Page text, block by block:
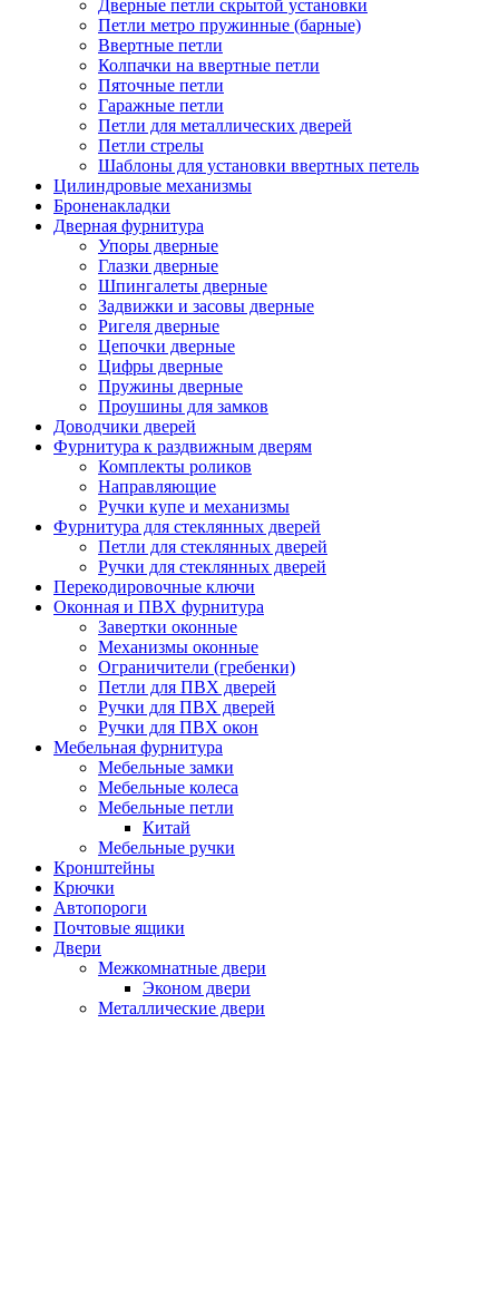
Дверные петли скрытой установки
Петли метро пружинные (барные)
Ввертные петли
Колпачки на ввертные петли
Пяточные петли
Гаражные петли
Петли для металлических дверей
Петли стрелы
Шаблоны для установки ввертных петель
Цилиндровые механизмы
Броненакладки
Дверная фурнитура
Упоры дверные
Глазки дверные
Шпингалеты дверные
Задвижки и засовы дверные
Ригеля дверные
Цепочки дверные
Цифры дверные
Пружины дверные
Проушины для замков
Доводчики дверей
Фурнитура к раздвижным дверям
Комплекты роликов
Направляющие
Ручки купе и механизмы
Фурнитура для стеклянных дверей
Петли для стеклянных дверей
Ручки для стеклянных дверей
Перекодировочные ключи
Оконная и ПВХ фурнитура
Завертки оконные
Механизмы оконные
Ограничители (гребенки)
Петли для ПВХ дверей
Ручки для ПВХ дверей
Ручки для ПВХ окон
Мебельная фурнитура
Мебельные замки
Мебельные колеса
Мебельные петли
Китай
Мебельные ручки
Кронштейны
Крючки
Автопороги
Почтовые ящики
Двери
Межкомнатные двери
Эконом двери
Металлические двери